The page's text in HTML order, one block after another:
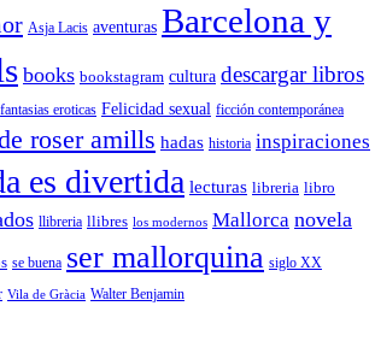
Asja Lacis aventuras Barcelona y
books bookstagram cultura descargar libros
fantasias eroticas Felicidad sexual ficción contemporánea
roser amills hadas historia inspiraciones
es divertida lecturas libreria libro
llibreria llibres los modernos Mallorca novela
se buena ser mallorquina siglo XX
Vila de Gràcia Walter Benjamin